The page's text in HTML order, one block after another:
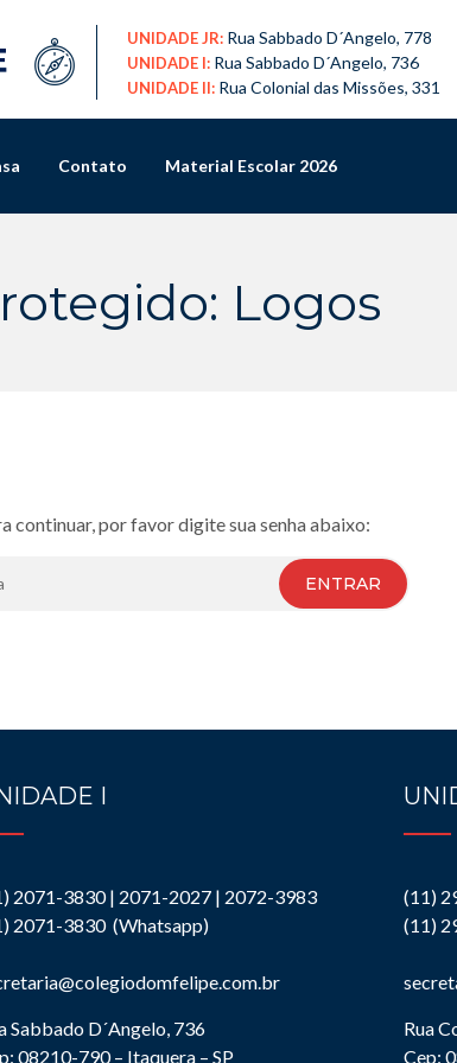
UNIDADE JR: Rua Sabbado D´Angelo, 778
UNIDADE I: Rua Sabbado D´Angelo, 736
UNIDADE II: Rua Colonial das Missões, 331
Contato Material Escolar 2026
Logos
continuar, por favor digite sua senha abaixo:
ENTRAR
I
2071-3830 | 2071-2027 | 2072-3983
2071-3830 (Whatsapp)
Sabbado D´Angelo, 736
08210-790 – Itaquera – SP
(11)
(11)
Rua
Cep: